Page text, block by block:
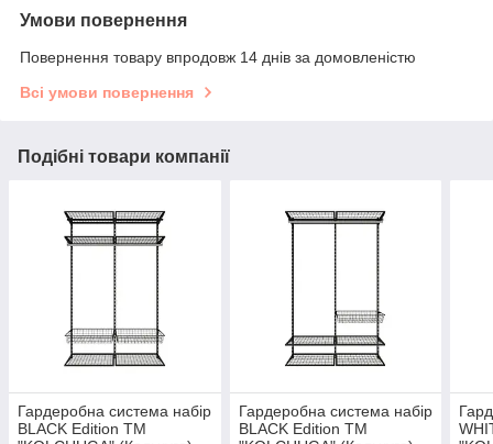
Умови повернення
Повернення товару впродовж 14 днів за домовленістю
Всі умови повернення
Подібні товари компанії
Гардеробна система набір
BLACK Edition ТМ
Гардеробна система набір
BLACK Edition ТМ